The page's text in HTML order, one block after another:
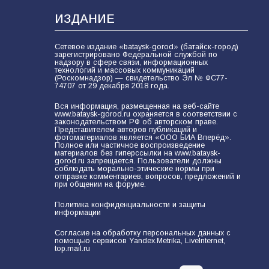
ИЗДАНИЕ
Сетевое издание «bataysk-gorod» (батайск-город)
зарегистрировано Федеральной службой по
надзору в сфере связи, информационных
технологий и массовых коммуникаций
(Роскомнадзор) — свидетельство Эл № ФС77-
74707 от 29 декабря 2018 года.
Вся информация, размещенная на веб-сайте
www.bataysk-gorod.ru охраняется в соответствии с
законодательством РФ об авторском праве.
Представителем авторов публикаций и
фотоматериалов является «ООО БИА Вперёд».
Полное или частичное воспроизведение
материалов без гиперссылки на www.bataysk-
gorod.ru запрещается. Пользователи должны
соблюдать морально-этические нормы при
отправке комментариев, вопросов, предложений и
при общении на форуме.
Политика конфиденциальности и защиты
информации
Согласие на обработку персональных данных с
помощью сервисов Yandex.Metrika, LiveInternet,
top.mail.ru